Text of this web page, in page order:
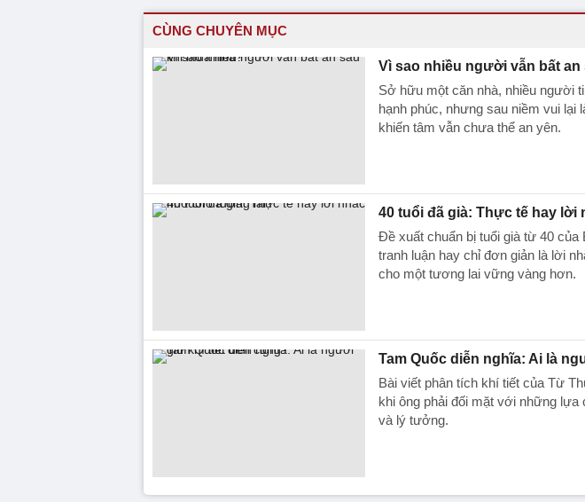
CÙNG CHUYÊN MỤC
Vì sao nhiều người vẫn bất an
Sở hữu một căn nhà, nhiều người
hạnh phúc, nhưng sau niềm vui lại
khiến tâm vẫn chưa thể an yên.
40 tuổi đã già: Thực tế hay
Đề xuất chuẩn bị tuổi già từ 40 của
tranh luận hay chỉ đơn giản là lời
cho một tương lai vững vàng hơn.
Tam Quốc diễn nghĩa: Ai là
Bài viết phân tích khí tiết của Từ
khi ông phải đối mặt với những
và lý tưởng.